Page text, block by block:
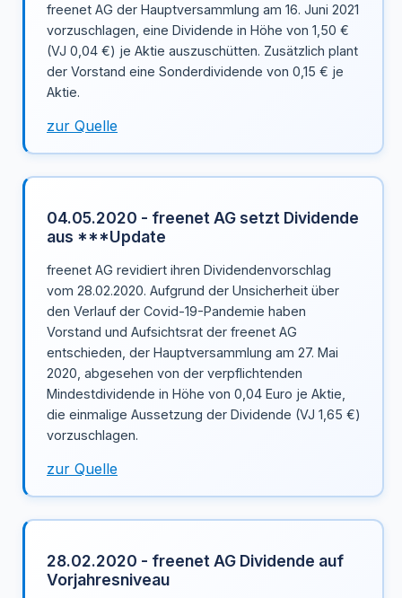
freenet AG der Hauptversammlung am 16. Juni 2021
vorzuschlagen, eine Dividende in Höhe von 1,50 €
(VJ 0,04 €) je Aktie auszuschütten. Zusätzlich plant
der Vorstand eine Sonderdividende von 0,15 € je
Aktie.
zur Quelle
04.05.2020 - freenet AG setzt Dividende
aus ***Update
freenet AG revidiert ihren Dividendenvorschlag
vom 28.02.2020. Aufgrund der Unsicherheit über
den Verlauf der Covid-19-Pandemie haben
Vorstand und Aufsichtsrat der freenet AG
entschieden, der Hauptversammlung am 27. Mai
2020, abgesehen von der verpflichtenden
Mindestdividende in Höhe von 0,04 Euro je Aktie,
die einmalige Aussetzung der Dividende (VJ 1,65 €)
vorzuschlagen.
zur Quelle
28.02.2020 - freenet AG Dividende auf
Vorjahresniveau